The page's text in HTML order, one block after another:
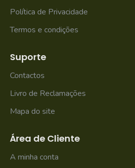
Política de Privacidade
Termos e condições
Suporte
Contactos
Livro de Reclamações
Mapa do site
Área de Cliente
A minha conta